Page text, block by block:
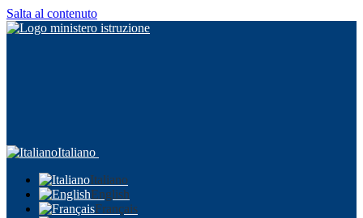
Salta al contenuto
Italiano
Italiano
English
Français